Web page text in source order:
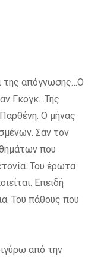
της απόγνωσης…Ο
Γκογκ…Της
Ο μήνας
Σαν τον
που
Του έρωτα
Επειδή
Του πάθους που
από την